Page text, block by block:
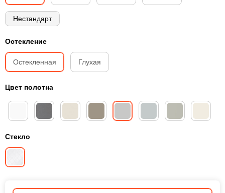
Нестандарт
Остекление
Остекленная Глухая
Цвет полотна
Стекло